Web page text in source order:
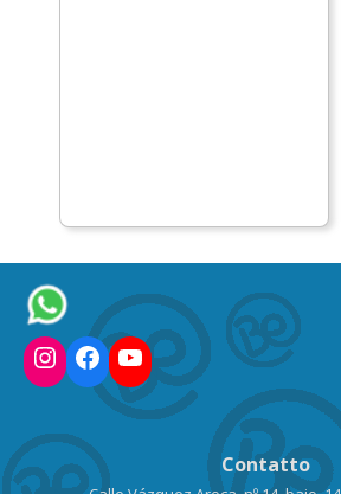
Instagram
Facebook
YouTube
Contatto